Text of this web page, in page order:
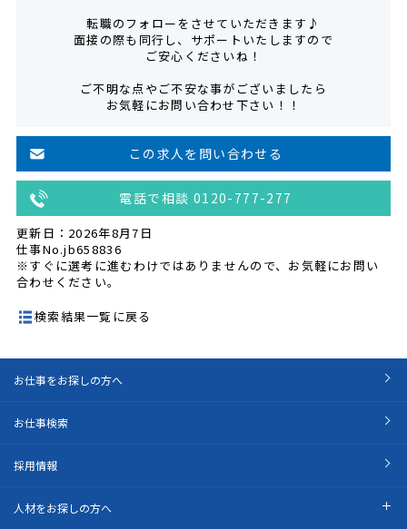
転職のフォローをさせていただきます♪
面接の際も同行し、サポートいたしますので
ご安心くださいね！
ご不明な点やご不安な事がございましたら
お気軽にお問い合わせ下さい！！
この求人を問い合わせる
電話で相談 0120-777-277
更新日：2026年8月7日
仕事No.jb658836
※すぐに選考に進むわけではありませんので、お気軽にお問い
合わせください。
検索結果一覧に戻る
お仕事をお探しの方へ
お仕事検索
採用情報
人材をお探しの方へ